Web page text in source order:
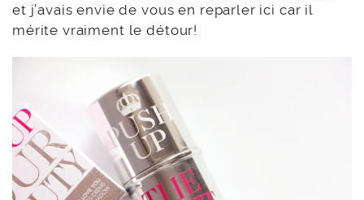
et j’avais envie de vous en reparler ici car il
mérite vraiment le détour!